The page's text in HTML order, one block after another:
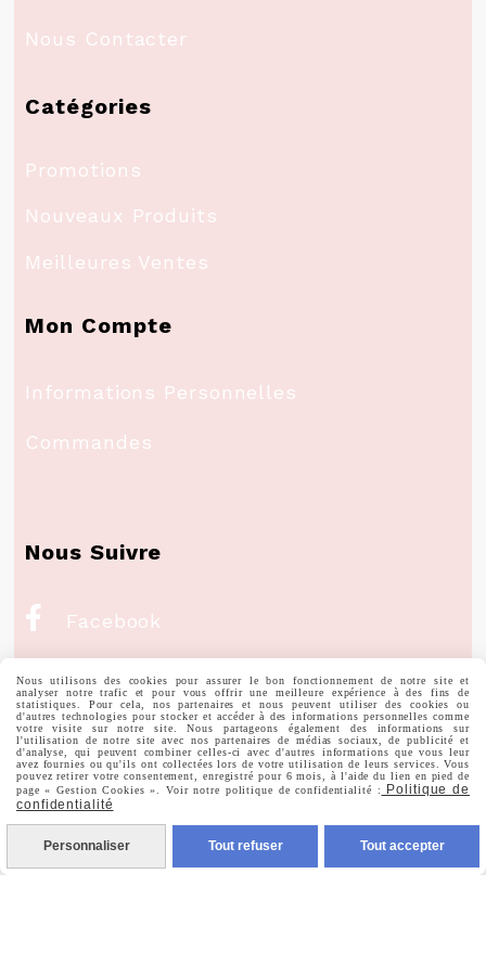
Nous Contacter
Catégories
Promotions
Nouveaux Produits
Meilleures Ventes
Mon Compte
Informations Personnelles
Commandes
Nous Suivre
 Facebook
Instagram
Pinterest
 Youtube
Votre Email
Nous utilisons des cookies pour assurer le bon fonctionnement de notre site et
analyser notre trafic et pour vous offrir une meilleure expérience à des fins de
statistiques. Pour cela, nos partenaires et nous peuvent utiliser des cookies ou
d'autres technologies pour stocker et accéder à des informations personnelles comme
votre visite sur notre site. Nous partageons également des informations sur
l'utilisation de notre site avec nos partenaires de médias sociaux, de publicité et
d'analyse, qui peuvent combiner celles-ci avec d'autres informations que vous leur
avez fournies ou qu'ils ont collectées lors de votre utilisation de leurs services. Vous
pouvez retirer votre consentement, enregistré pour 6 mois, à l'aide du lien en pied de
page « Gestion Cookies ». Voir notre politique de confidentialité :
Politique de
confidentialité
Personnaliser Tout refuser Tout accepter